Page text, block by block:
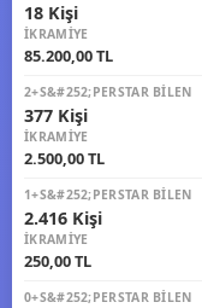
18 Kişi
İKRAMIYE
85.200,00 TL
2+S&#252;PERSTAR BILEN
377 Kişi
İKRAMIYE
2.500,00 TL
1+S&#252;PERSTAR BILEN
2.416 Kişi
İKRAMIYE
250,00 TL
0+S&#252;PERSTAR BILEN